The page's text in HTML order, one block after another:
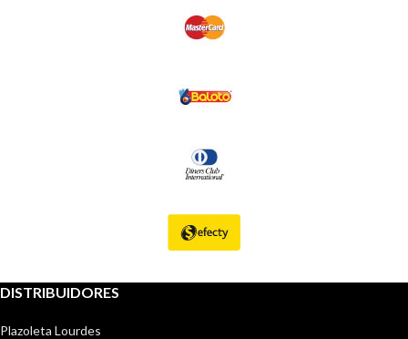
DISTRIBUIDORES
Plazoleta Lourdes